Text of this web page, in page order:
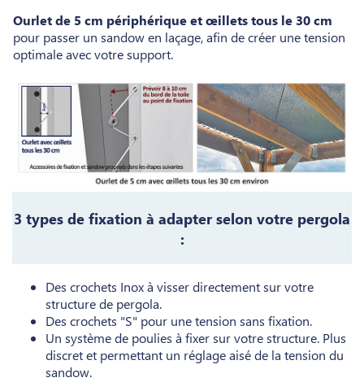
Ourlet de 5 cm périphérique et œillets tous le 30 cm
pour passer un sandow en laçage, afin de créer une tension
optimale avec votre support.
3 types de fixation à adapter selon votre pergola
:
Des crochets Inox à visser directement sur votre
structure de pergola.
Des crochets "S" pour une tension sans fixation.
Un système de poulies à fixer sur votre structure. Plus
discret et permettant un réglage aisé de la tension du
sandow.